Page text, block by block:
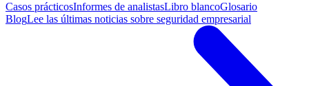
Casos prácticosInformes de analistasLibro blancoGlosario
BlogLee las últimas noticias sobre seguridad empresarial